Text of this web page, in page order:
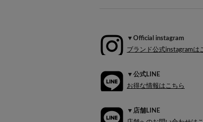
▼Official instagram
ブランド公式instagramは
▼公式LINE
お得な情報はこちら
▼店舗LINE